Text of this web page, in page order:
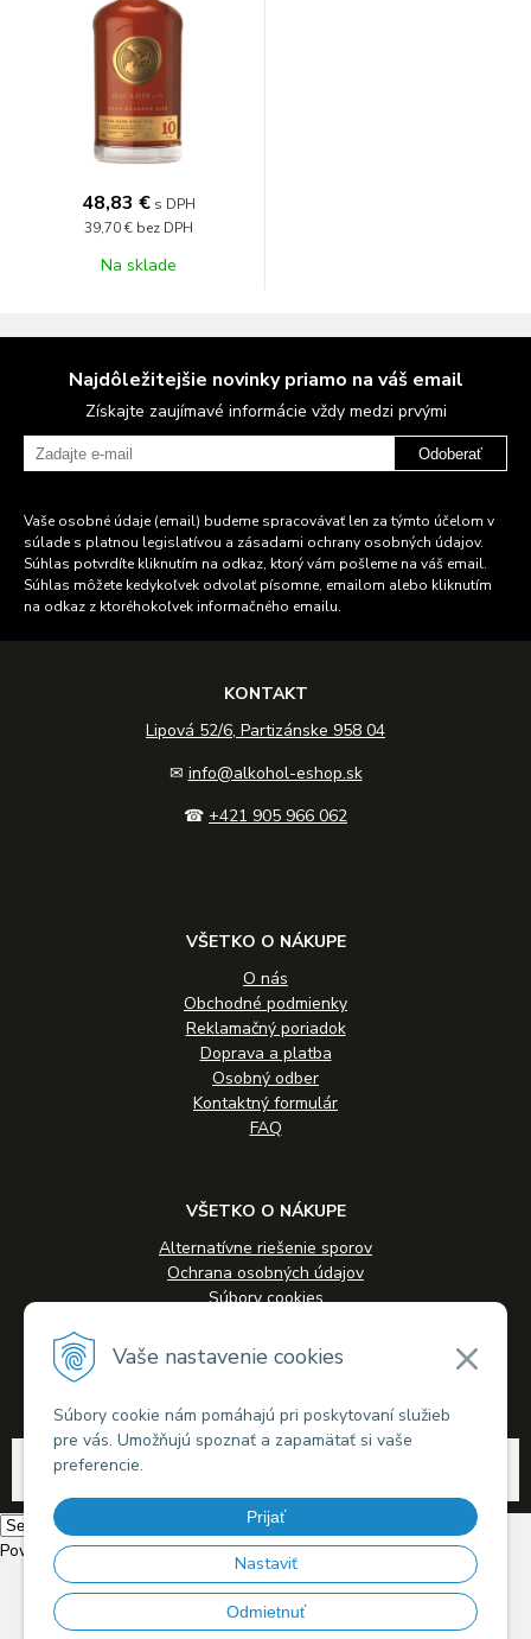
Vaše nastavenie cookies
Súbory cookie nám pomáhajú pri poskytovaní služieb
pre vás. Umožňujú spoznať a zapamätať si vaše
preferencie.
Prijať
Nastaviť
Odmietnuť
48,83 € s DPH
39,70 € bez DPH
Na sklade
Najdôležitejšie novinky priamo na váš email
Získajte zaujímavé informácie vždy medzi prvými
Odoberať
Vaše osobné údaje (email) budeme spracovávať len za týmto účelom v
súlade s platnou legislatívou a zásadami ochrany osobných údajov.
Súhlas potvrdíte kliknutím na odkaz, ktorý vám pošleme na váš email.
Súhlas môžete kedykoľvek odvolať písomne, emailom alebo kliknutím
na odkaz z ktoréhokoľvek informačného emailu.
KONTAKT
Lipová 52/6, Partizánske 958 04
✉ info@alkohol-eshop.sk
☎ +421 905 966 062
VŠETKO O NÁKUPE
O nás
Obchodné podmienky
Reklamačný poriadok
Doprava a platba
Osobný odber
Kontaktný formulár
FAQ
VŠETKO O NÁKUPE
Alternatívne riešenie sporov
Ochrana osobných údajov
Súbory cookies
Veľkoobchodná spolupráca
© 2026 Alkohol-eshop.sk •
Powered by Translate